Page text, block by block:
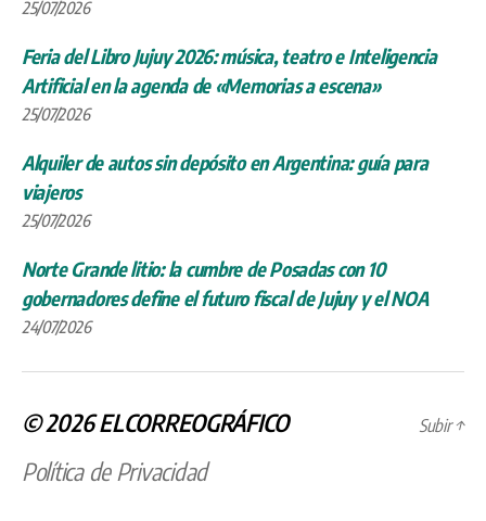
25/07/2026
Feria del Libro Jujuy 2026: música, teatro e Inteligencia
Artificial en la agenda de «Memorias a escena»
25/07/2026
Alquiler de autos sin depósito en Argentina: guía para
viajeros
25/07/2026
Norte Grande litio: la cumbre de Posadas con 10
gobernadores define el futuro fiscal de Jujuy y el NOA
24/07/2026
© 2026ELCORREOGRÁFICO
Política de Privacidad
Subir↑